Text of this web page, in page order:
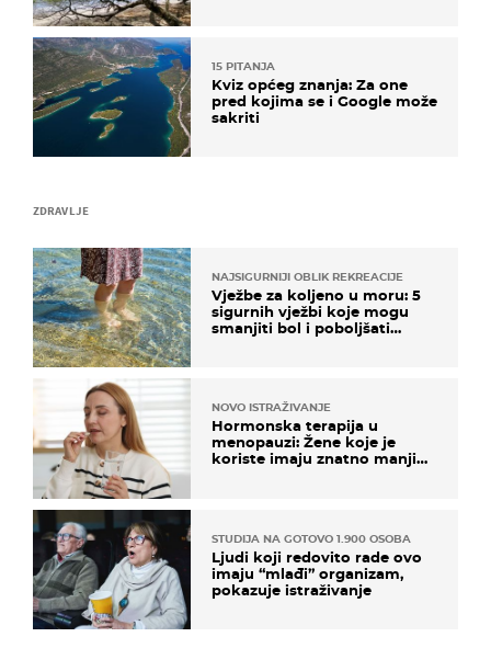
ZDRAVLJE
NAJSIGURNIJI OBLIK REKREACIJE
Vježbe za koljeno u moru: 5
sigurnih vježbi koje mogu
smanjiti bol i poboljšati
NOVO ISTRAŽIVANJE
Hormonska terapija u
menopauzi: Žene koje je
koriste imaju znatno manji
STUDIJA NA GOTOVO 1.900 OSOBA
Ljudi koji redovito rade ovo
imaju “mlađi” organizam,
pokazuje istraživanje
15 PITANJA
Kviz općeg znanja: Za one
pred kojima se i Google može
sakriti